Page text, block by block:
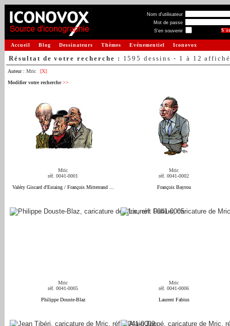
Nom d'utilisateur
Mot de passe
S'en souvenir
Accueil Blog Dessinateurs Thèmes Evénementiel Iconovox
Résultat de votre recherche : 1595 dessins - 1 à 12
Auteur : Mric
[X]
Modifier votre recherche >>
Mric
réf. 0041-0001
Valéry Giscard d'Estaing / François Mitterrand ...
Mric
réf. 0041-0002
François Bayrou
Mric
réf. 0041-0005
Philippe Douste-Blaz
Mric
réf. 0041-0006
Laurent Fabius